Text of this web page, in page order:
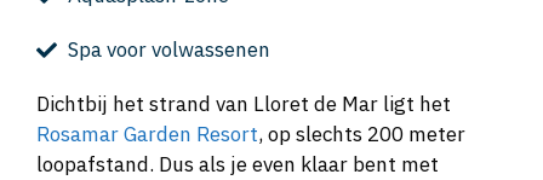
Spa voor volwassenen
Dichtbij het strand van Lloret de Mar ligt het
Rosamar Garden Resort, op slechts 200 meter
loopafstand. Dus als je even klaar bent met